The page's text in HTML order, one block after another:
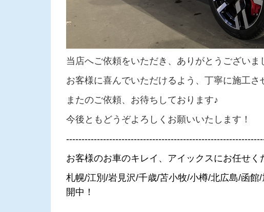
当店へご依頼をいただき、ありがとうございま
お客様に喜んでいただけるよう、丁寧に施工さ
またのご依頼、お待ちしております♪
今後ともどうぞよろしくお願いいたします！
お客様のお車のキレイ、アイックスにお任せく
札幌/江別/岩見沢/千歳/苫小牧/小樽/北広島/函
開中！